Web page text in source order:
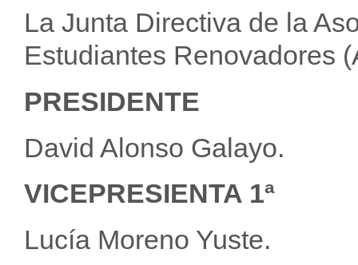
La Junta Directiva de la
Estudiantes Renovadores
PRESIDENTE
David Alonso Galayo.
VICEPRESIENTA 1ª
Lucía Moreno Yuste.